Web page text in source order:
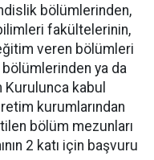
bölümlerinden,
fakültelerinin,
veren bölümleri
ya da
kabul
kurumlarından
bölüm mezunları
2 katı için başvuru